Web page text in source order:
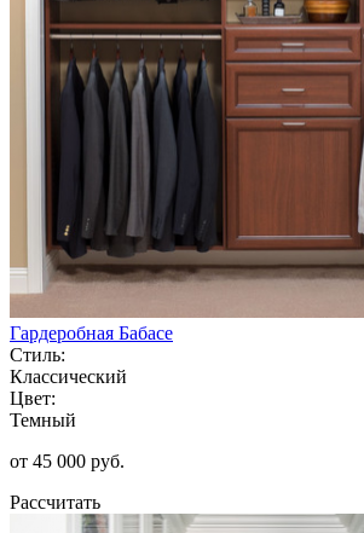
Гардеробная Бабасе
Стиль:
Классический
Цвет:
Темный
от 45 000 руб.
Рассчитать